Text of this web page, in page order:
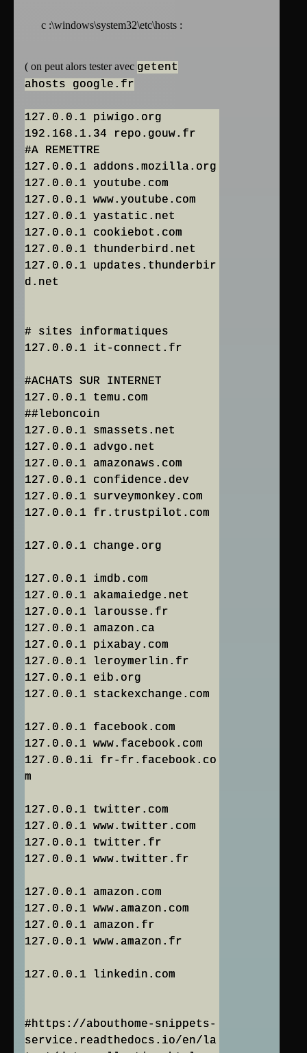
c :\windows\system32\etc\hosts :
( on peut alors tester avec getent
ahosts google.fr
127.0.0.1 piwigo.org
192.168.1.34 repo.gouw.fr
#A REMETTRE
127.0.0.1 addons.mozilla.org
127.0.0.1 youtube.com
127.0.0.1 www.youtube.com
127.0.0.1 yastatic.net
127.0.0.1 cookiebot.com
127.0.0.1 thunderbird.net
127.0.0.1 updates.thunderbir
d.net
# sites informatiques
127.0.0.1 it-connect.fr
#ACHATS SUR INTERNET
127.0.0.1 temu.com
##leboncoin
127.0.0.1 smassets.net
127.0.0.1 advgo.net
127.0.0.1 amazonaws.com
127.0.0.1 confidence.dev
127.0.0.1 surveymonkey.com
127.0.0.1 fr.trustpilot.com
127.0.0.1 change.org
127.0.0.1 imdb.com
127.0.0.1 akamaiedge.net
127.0.0.1 larousse.fr
127.0.0.1 amazon.ca
127.0.0.1 pixabay.com
127.0.0.1 leroymerlin.fr
127.0.0.1 eib.org
127.0.0.1 stackexchange.com
127.0.0.1 facebook.com
127.0.0.1 www.facebook.com
127.0.0.1i fr-fr.facebook.co
m
127.0.0.1 twitter.com
127.0.0.1 www.twitter.com
127.0.0.1 twitter.fr
127.0.0.1 www.twitter.fr
127.0.0.1 amazon.com
127.0.0.1 www.amazon.com
127.0.0.1 amazon.fr
127.0.0.1 www.amazon.fr
127.0.0.1 linkedin.com
#https://abouthome-snippets-
service.readthedocs.io/en/la